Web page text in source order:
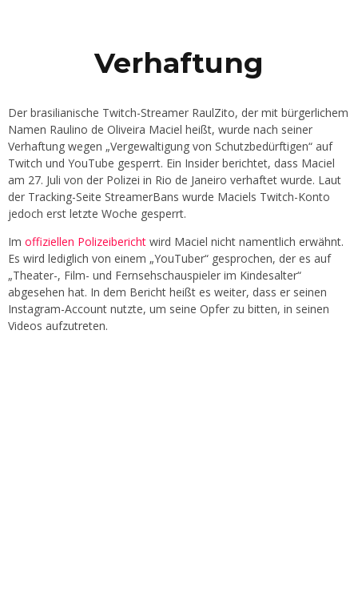
Verhaftung
Der brasilianische Twitch-Streamer RaulZito, der mit bürgerlichem
Namen Raulino de Oliveira Maciel heißt, wurde nach seiner
Verhaftung wegen „Vergewaltigung von Schutzbedürftigen“ auf
Twitch und YouTube gesperrt. Ein Insider berichtet, dass Maciel
am 27. Juli von der Polizei in Rio de Janeiro verhaftet wurde. Laut
der Tracking-Seite StreamerBans wurde Maciels Twitch-Konto
jedoch erst letzte Woche gesperrt.
Im offiziellen Polizeibericht wird Maciel nicht namentlich erwähnt.
Es wird lediglich von einem „YouTuber“ gesprochen, der es auf
„Theater-, Film- und Fernsehschauspieler im Kindesalter“
abgesehen hat. In dem Bericht heißt es weiter, dass er seinen
Instagram-Account nutzte, um seine Opfer zu bitten, in seinen
Videos aufzutreten.